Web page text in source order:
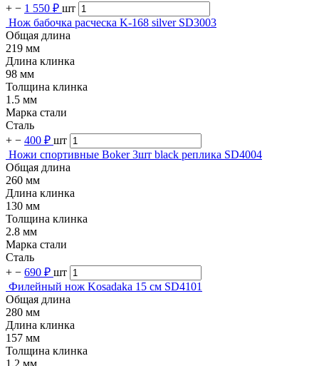
+ − 1 550 ₽ шт
Нож бабочка расческа K-168 silver SD3003
Общая длина
219 мм
Длина клинка
98 мм
Толщина клинка
1.5 мм
Марка стали
Сталь
+ − 400 ₽ шт
Ножи спортивные Boker 3шт black реплика SD4004
Общая длина
260 мм
Длина клинка
130 мм
Толщина клинка
2.8 мм
Марка стали
Сталь
+ − 690 ₽ шт
Филейный нож Kosadaka 15 см SD4101
Общая длина
280 мм
Длина клинка
157 мм
Толщина клинка
1.2 мм